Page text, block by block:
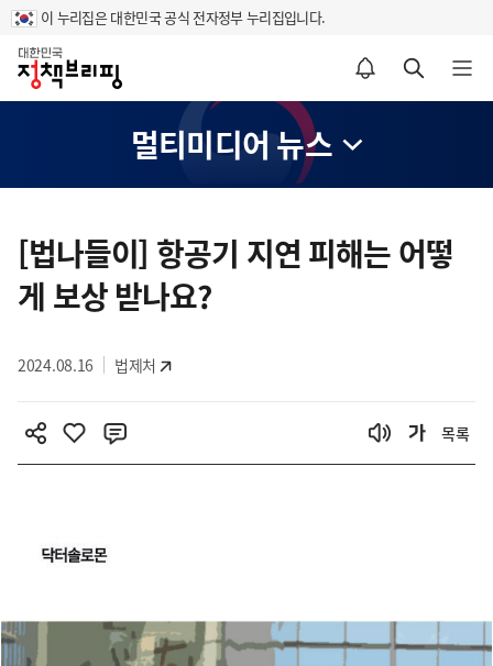
이 누리집은 대한민국 공식 전자정부 누리집입니다.
홈
알림설정 바로가기 검색 바로가기 메뉴 열기
멀티미디어 뉴스
텐
츠
영
[법나들이] 항공기 지연 피해는 어떻
게 보상 받나요?
2024.08.16 법제처
목록